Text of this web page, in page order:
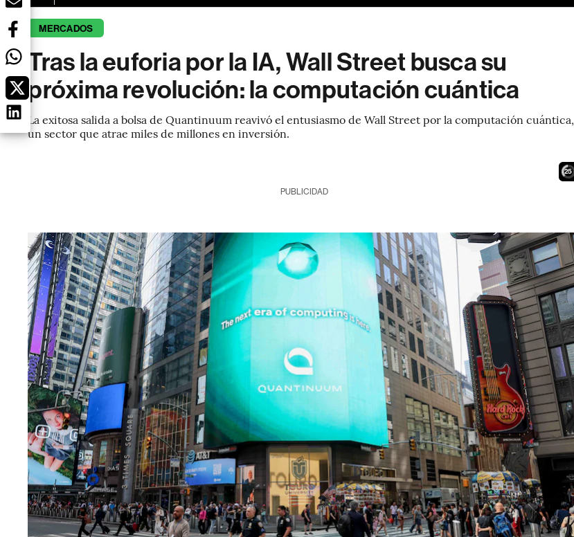
MERCADOS
Tras la euforia por la IA, Wall Street busca su
próxima revolución: la computación cuántica
La exitosa salida a bolsa de Quantinuum reavivó el entusiasmo de Wall Street por la computación cuántica,
un sector que atrae miles de millones en inversión.
24
PUBLICIDAD